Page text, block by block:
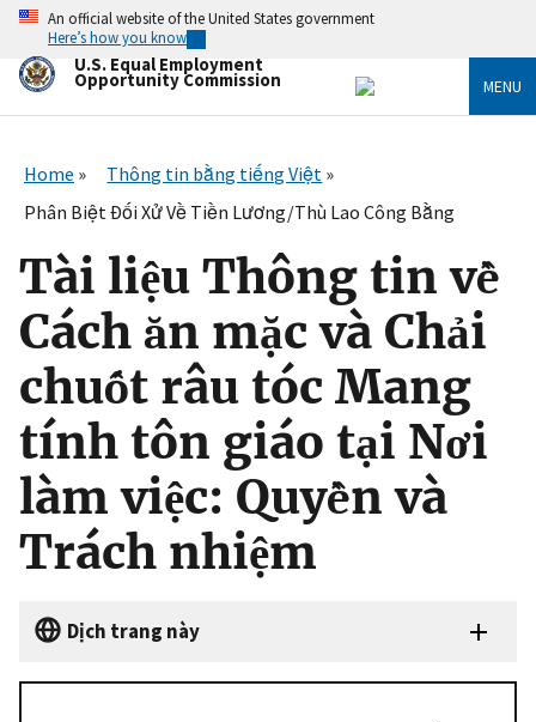
Skip
main
content
An official website of the United States government
Here’s how you know
U.S. Equal Employment
Opportunity Commission MENU
Home
Thông tin bằng tiếng Việt
Phân Biệt Đối Xử Về Tiền Lương/Thù Lao Công Bằng
Tài liệu Thông tin về
Cách ăn mặc và Chải
chuốt râu tóc Mang
tính tôn giáo tại Nơi
làm việc: Quyền và
Trách nhiệm
Dịch trang này